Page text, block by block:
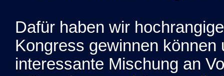
Dafür haben wir
Kongress gewinnen können
interessante Mischung an